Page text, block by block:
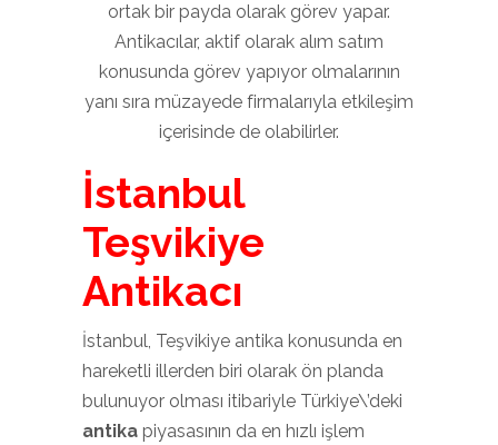
ortak bir payda olarak görev yapar.
Antikacılar, aktif olarak alım satım
konusunda görev yapıyor olmalarının
yanı sıra müzayede firmalarıyla etkileşim
içerisinde de olabilirler.
İstanbul
Teşvikiye
Antikacı
İstanbul, Teşvikiye antika konusunda en
hareketli illerden biri olarak ön planda
bulunuyor olması itibariyle Türkiye\’deki
antika piyasasının da en hızlı işlem